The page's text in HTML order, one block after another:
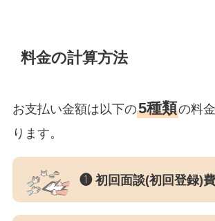
料金の計算方法
お支払い金額は以下の5種類の料
ります。
❶ 初回面談(初回登録)